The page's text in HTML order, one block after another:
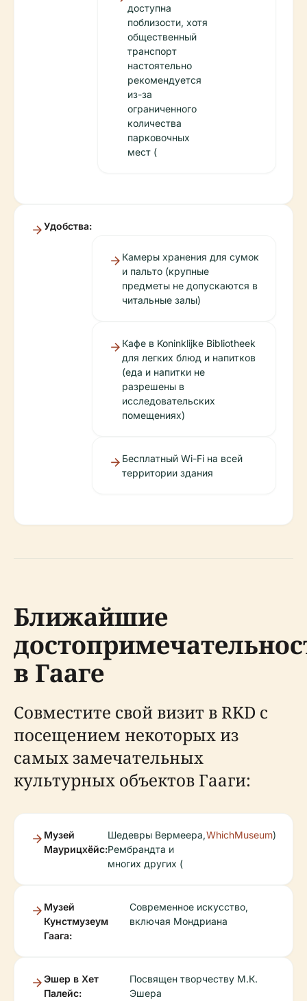
доступна
поблизости, хотя
общественный
транспорт
настоятельно
рекомендуется
из-за
ограниченного
количества
парковочных
мест (
Удобства:
Камеры хранения для сумок
и пальто (крупные
предметы не допускаются в
читальные залы)
Кафе в Koninklijke Bibliotheek
для легких блюд и напитков
(еда и напитки не
разрешены в
исследовательских
помещениях)
Бесплатный Wi-Fi на всей
территории здания
Ближайшие
в Гааге
Совместите свой визит в RKD с
посещением некоторых из
самых замечательных
культурных объектов Гааги:
Музей
Маурицхёйс:
Шедевры Вермеера,
Рембрандта и
многих других (
WhichMuseum)
Музей
Кунстмузеум
Гаага:
Современное искусство,
включая Мондриана
Эшер в Хет
Палейс:
Посвящен творчеству М.К.
Эшера